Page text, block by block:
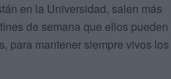
en la Universidad, salen más
de semana que ellos pueden
para mantener siempre vivos los